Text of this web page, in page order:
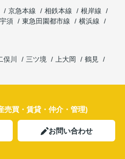
京急本線 相鉄本線
根岸線
須 東急田園都市線
横浜線
俣川 三ツ境 上大岡
鶴見
売買・賃貸・仲介・管理)
お問い合わせ